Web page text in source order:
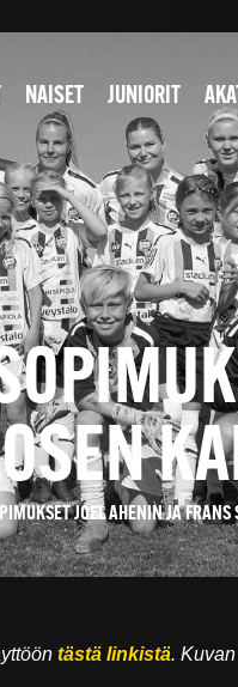
NAISET JUNIORIT
JOEL AHENIN JA FRANS
tästä linkistä.